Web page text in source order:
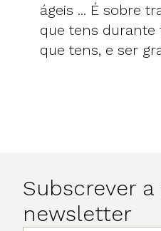
ágeis ... É sobre
que tens
que tens, e ser
Subscrever a
newsletter